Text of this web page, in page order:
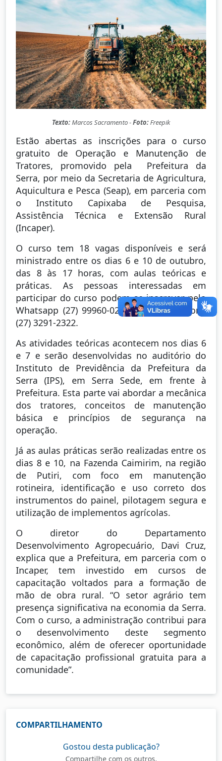
Texto:Marcos Sacramento -Foto:Freepik
Estão abertas as inscrições para o curso
gratuito de Operação e Manutenção de
Tratores, promovido pela Prefeitura da
Serra, por meio da Secretaria de Agricultura,
Aquicultura e Pesca (Seap), em parceria com
o Instituto Capixaba de Pesquisa,
Assistência Técnica e Extensão Rural
(Incaper).
O curso tem 18 vagas disponíveis e será
ministrado entre os dias 6 e 10 de outubro,
das 8 às 17 horas, com aulas teóricas e
práticas. As pessoas interessadas em
participar do curso podem se inscrever pelo
Whatsapp (27) 99960-0270 ou pelo telefone
(27) 3291-2322.
As atividades teóricas acontecem nos dias 6
e 7 e serão desenvolvidas no auditório do
Instituto de Previdência da Prefeitura da
Serra (IPS), em Serra Sede, em frente à
Prefeitura. Esta parte vai abordar a mecânica
dos tratores, conceitos de manutenção
básica e princípios de segurança na
operação.
Já as aulas práticas serão realizadas entre os
dias 8 e 10, na Fazenda Caimirim, na região
de Putiri, com foco em manutenção
rotineira, identificação e uso correto dos
instrumentos do painel, pilotagem segura e
utilização de implementos agrícolas.
O diretor do Departamento
Desenvolvimento Agropecuário, Davi Cruz,
explica que a Prefeitura, em parceria com o
Incaper, tem investido em cursos de
capacitação voltados para a formação de
mão de obra rural. “O setor agrário tem
presença significativa na economia da Serra.
Com o curso, a administração contribui para
o desenvolvimento deste segmento
econômico, além de oferecer oportunidade
de capacitação profissional gratuita para a
comunidade”.
COMPARTILHAMENTO
Gostou desta publicação?
Compartilhe com os outros.